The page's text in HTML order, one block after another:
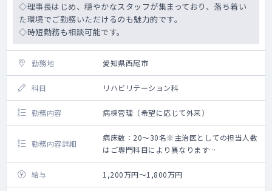
日祝：08：30～08：30
オンコール：なし（当直
医で対応）
◇理事長はじめ、穏やかなスタッフが集まっており、落ち着い
た環境でご勤務いただけるのも魅力的です。
◇時短勤務も相談可能です。
勤務地 愛知県西尾市
科目 リハビリテーション科
勤務内容 病棟管理（希望に応じて外来）
勤務内容詳細
病床数：20～30名※主治医としての担当人数
はご専門科目により異なります
病棟管理
・担当病床：回復期リハ病床、一般病床、
・患者数 ：20～30名程度
給与 1,200万円～1,800万円